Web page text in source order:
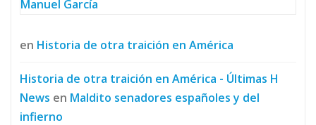
Manuel García
en Historia de otra traición en América
Historia de otra traición en América - Últimas H
News en Maldito senadores españoles y del
infierno